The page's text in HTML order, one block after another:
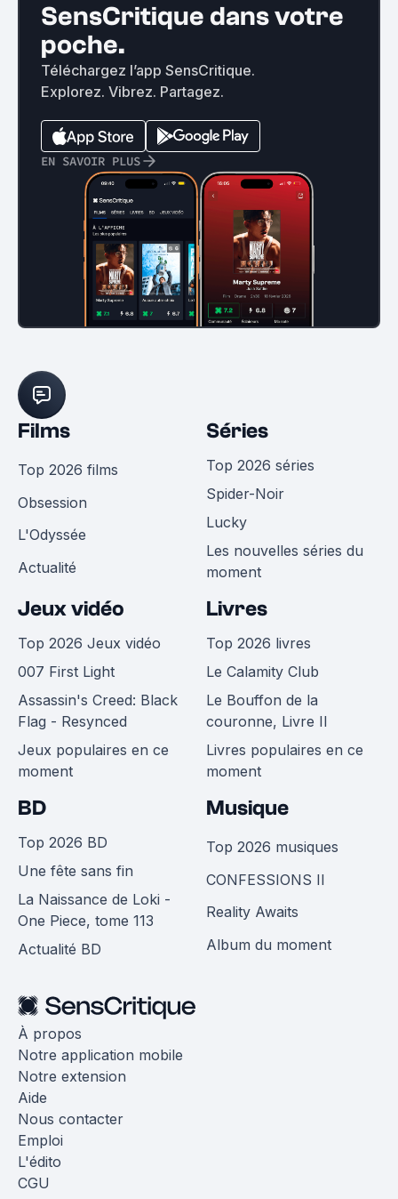
SensCritique dans votre
poche.
Téléchargez l’app SensCritique.
Explorez. Vibrez. Partagez.
EN SAVOIR PLUS
Films
Top 2026 films
Obsession
L'Odyssée
Actualité
Séries
Top 2026 séries
Spider-Noir
Lucky
Les nouvelles séries du
moment
Jeux vidéo
Top 2026 Jeux vidéo
007 First Light
Assassin's Creed: Black
Flag - Resynced
Jeux populaires en ce
moment
Livres
Top 2026 livres
Le Calamity Club
Le Bouffon de la
couronne, Livre II
Livres populaires en ce
moment
BD
Top 2026 BD
Une fête sans fin
La Naissance de Loki -
One Piece, tome 113
Actualité BD
Musique
Top 2026 musiques
CONFESSIONS II
Reality Awaits
Album du moment
À propos
Notre application mobile
Notre extension
Aide
Nous contacter
Emploi
L'édito
CGU